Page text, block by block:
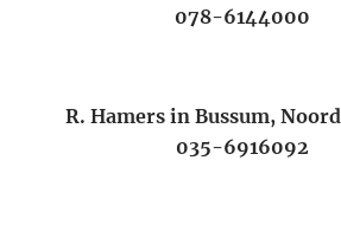
078-6144000
R. Hamers in Bussum,
035-6916092